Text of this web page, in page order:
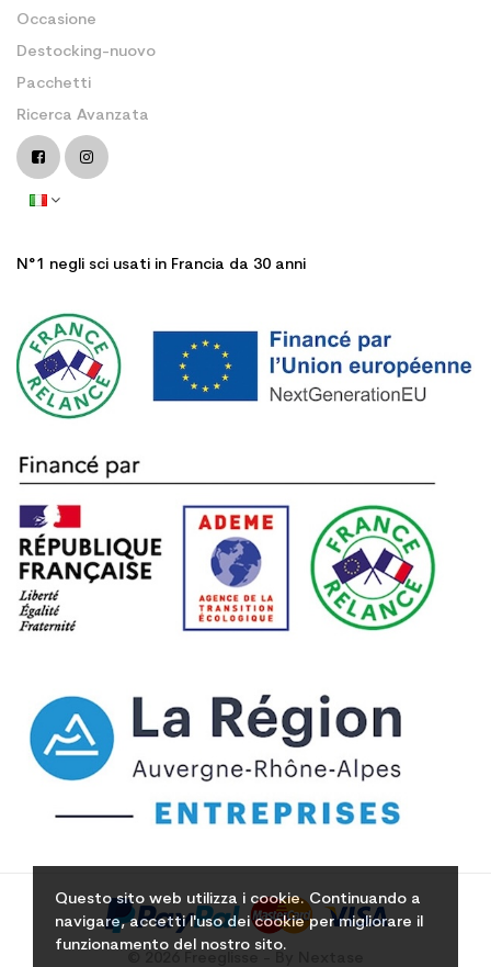
Questo sito web utilizza i cookie. Continuando a
navigare, accetti l'uso dei cookie per migliorare il
funzionamento del nostro sito.
Occasione
Destocking-nuovo
Pacchetti
Ricerca Avanzata
N°1 negli sci usati in Francia da 30 anni